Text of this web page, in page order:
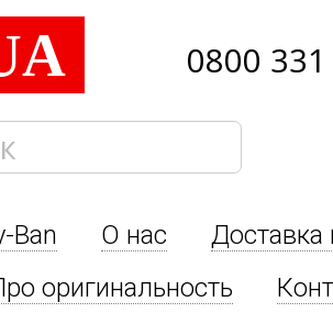
0800
Ban О нас
Доставка
оригинальность